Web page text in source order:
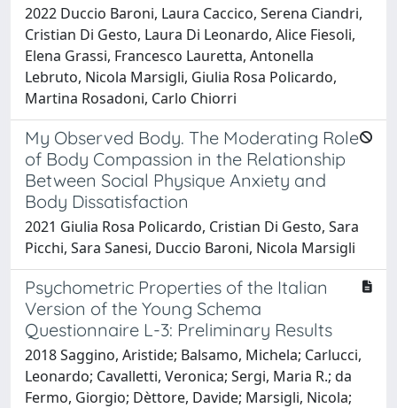
2022 Duccio Baroni, Laura Caccico, Serena Ciandri,
Cristian Di Gesto, Laura Di Leonardo, Alice Fiesoli,
Elena Grassi, Francesco Lauretta, Antonella
Lebruto, Nicola Marsigli, Giulia Rosa Policardo,
Martina Rosadoni, Carlo Chiorri
My Observed Body. The Moderating Role
of Body Compassion in the Relationship
Between Social Physique Anxiety and
Body Dissatisfaction
2021 Giulia Rosa Policardo, Cristian Di Gesto, Sara
Picchi, Sara Sanesi, Duccio Baroni, Nicola Marsigli
Psychometric Properties of the Italian
Version of the Young Schema
Questionnaire L-3: Preliminary Results
2018 Saggino, Aristide; Balsamo, Michela; Carlucci,
Leonardo; Cavalletti, Veronica; Sergi, Maria R.; da
Fermo, Giorgio; Dèttore, Davide; Marsigli, Nicola;